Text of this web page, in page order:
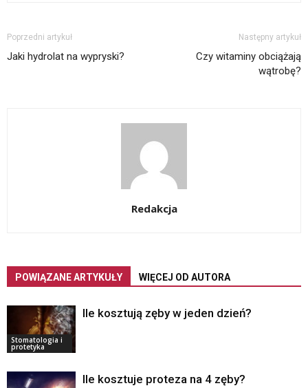
Poprzedni artykuł
Jaki hydrolat na wypryski?
Następny artykuł
Czy witaminy obciążają
wątrobę?
Redakcja
POWIĄZANE ARTYKUŁY WIĘCEJ OD AUTORA
Stomatologia i
protetyka
Ile kosztują zęby w jeden dzień?
Ile kosztuje proteza na 4 zęby?